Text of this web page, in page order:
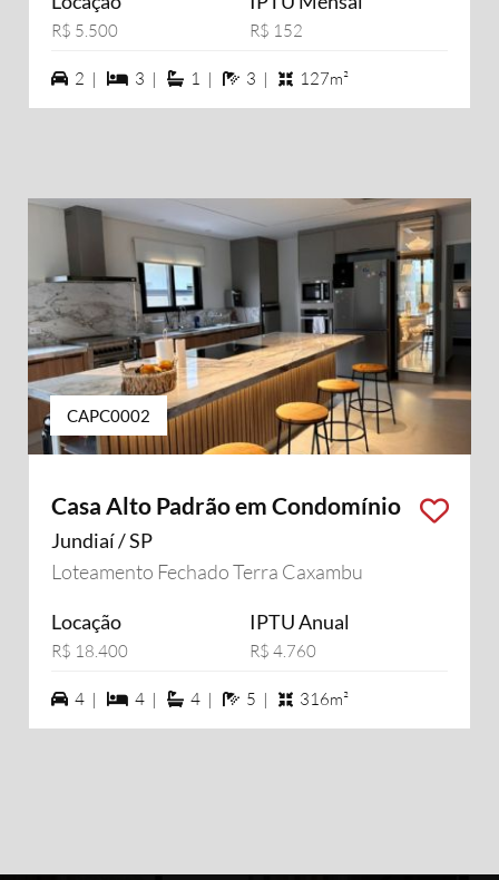
R$ 5.500 R$ 152
2 vagas na garagem
2 | 3 dormiórios
3 | 1 suítes
1 | 3 banheiros
3 | 127m²
CAPC0002
Casa Alto Padrão em Condomínio
Jundiaí / SP
Loteamento Fechado Terra Caxambu
Locação
R$ 18.400
IPTU Anual
R$ 4.760
4 vagas na garagem
4 | 4 dormiórios
4 | 4 suítes
4 | 5 banheiros
5 | 316m²